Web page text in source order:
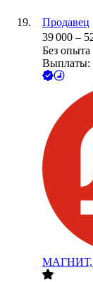
Продавец
39 000 –
Без опыта
Выплаты:
МАГНИТ,